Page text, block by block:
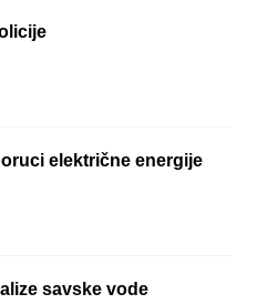
električne energije
savske vode